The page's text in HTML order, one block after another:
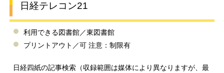
日経テレコン21
利用できる図書館／東図書館
プリントアウト／可 注意：制限有
日経四紙の記事検索（収録範囲は媒体により異なりますが、最